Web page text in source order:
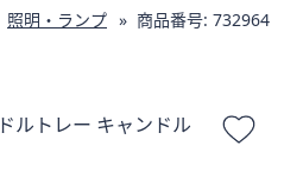
照明・ランプ 商品番号: 732964
ルトレー キャンドル